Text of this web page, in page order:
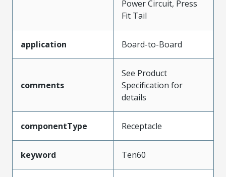
Power Circuit, Press
Fit Tail
application Board-to-Board
comments
See Product
Specification for
details
componentType Receptacle
keyword Ten60